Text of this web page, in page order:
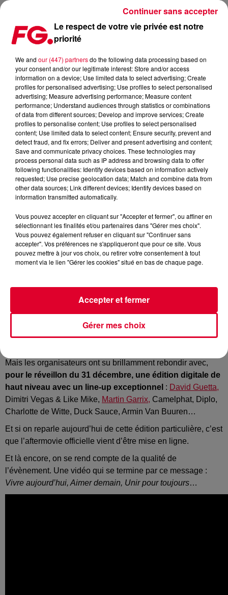
TOMORROWLAND: L'AFTERMOVIE DE L'ÉDITION DU 31
Publié : 29 janvier 2021 à 6h36 par Antony Harari
Crédit :Capture Youtube Officiel Tomorrowland
Le plus gros festival électro du monde retombe toujours ses
En plein pandémie due au Covid,
Tomorrowland
Mais les organisateurs ont su brillamment rebondir avec,
pour le réveillon du 31 décembre, une édition digitale de
haut niveau avec un line-up exceptionnel : David Guetta,
Dimitri Vegas & Like Mike, Martin Garrix, Camelphat, Diplo,
Charlotte de Witte, Duck Sauce, Armin Van Buuren…
Et si on reparle aujourd’hui de cette édition particulière, c’est
que l’aftermovie officielle vient d’être mise en ligne.
Et là encore, on se rend compte de la qualité de
l’évènement. Une vidéo qui se termine par ce message :
Vivre aujourd’hui, Aimer demain, Unir pour toujours…
Le respect de votre vie privée est notre
priorité
We and our (447) partnersdo the following data processing based on
your consent and/or our legitimate interest: Store and/or access
information on a device; Use limited data to select advertising; Create
profiles for personalised advertising; Use profiles to select personalised
advertising; Measure advertising performance; Measure content
performance; Understand audiences through statistics or combinations
of data from different sources; Develop and improve services; Create
profiles to personalise content; Use profiles to select personalised
content; Use limited data to select content; Ensure security, prevent and
detect fraud, and fix errors; Deliver and present advertising and content;
Save and communicate privacy choices. These technologies may
process personal data such as IP address and browsing data to offer
following functionalities: Identify devices based on information actively
requested; Use precise geolocation data; Match and combine data from
other data sources; Link different devices; Identify devices based on
information transmitted automatically.
Vous pouvez accepter en cliquant sur "Accepter et fermer", ou affiner en
sélectionnant les finalités et/ou partenaires dans "Gérer mes choix".
Vous pouvez également refuser en cliquant sur "Continuer sans
accepter". Vos préférences ne s'appliqueront que pour ce site. Vous
pouvez mettre à jour vos choix, ou retirer votre consentement à tout
moment via le lien "Gérer les cookies" situé en bas de chaque page.
Gérer mes choix
Accepter et fermer
Continuer sans accepter